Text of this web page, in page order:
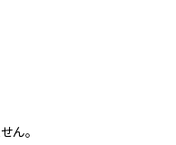
ん。